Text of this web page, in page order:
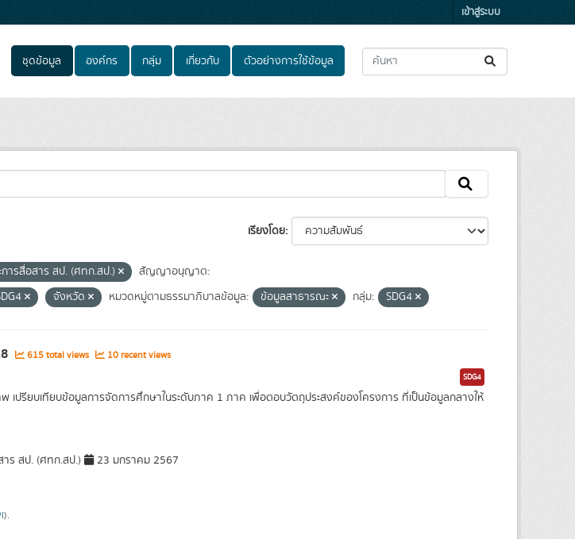
เข้าสู่ระบบ
ชุดข้อมูล องค์กร กลุ่ม เกี่ยวกับ ตัวอย่างการใช้ข้อมูล
เรียงโดย
การสื่อสาร สป. (ศทก.สป.)
สัญญาอนุญาต:
จังหวัด หมวดหมู่ตามธรรมาภิบาลข้อมูล: ข้อมูลสาธารณะ กลุ่ม: SDG4
615 total views 10 recent views
SDG4
พ เปรียบเทียบข้อมูลการจัดการศึกษาในระดับภาค 1 ภาค เพื่อตอบวัตถุประสงค์ของโครงการ ที่เป็นข้อมูลกลางให้
าร สป. (ศทก.สป.) 23 มกราคม 2567
).